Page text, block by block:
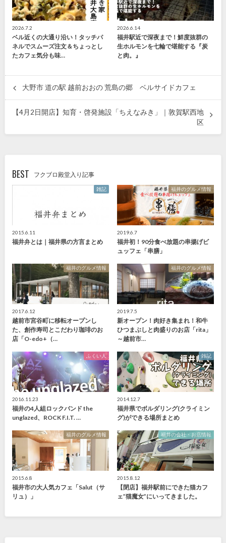
2026.7.2
ベル近くの大通り沿い！タッチパ
ネルでスムーズ注文＆ちょっとし
たカフェ気分も味…
2026.6.14
福井駅近で深夜まで！鮮度抜群の
生ホルモンを七輪で堪能する『炭
と肉。』
大野市 道の駅 越前おおの 荒島の郷 ベルサイドカフェ
【4月2日開店】知育・啓発施設「ちえなみき」｜敦賀駅西地
区
BEST フクブロ殿堂入り記事
雑記
2015.6.11
福井弁とは｜福井県の方言まとめ
福井のグルメ情報
2019.6.7
福井初！90分食べ放題の串揚げビ
ュッフェ「串膳」
福井のグルメ情報
2017.6.12
越前市宮谷町に移転オープンし
た、創作寿司とこだわり珈琲のお
店「O-edo+（…
福井のグルメ情報
2019.7.5
新オープン！肉好き集まれ！和牛
ひつまぶしと肉盛りのお店「rita」
～越前市…
ふくい人
2016.11.23
福井の4人組ロックバンド the
unglazed、ROCK F.I.T. …
雑記
2014.12.7
福井県でボルダリング(クライミン
グ)ができる場所まとめ
福井のグルメ情報
2015.6.8
福井市の大人気カフェ「Salut（サ
リュ）」
福井の会社・お店情報
2015.8.12
【閉店】福井駅前にできた猫カフ
ェ”猫魔女”にいってきました。